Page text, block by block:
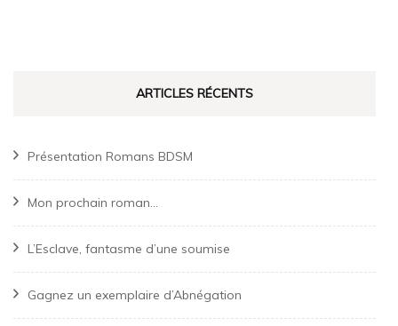
ARTICLES RÉCENTS
Présentation Romans BDSM
Mon prochain roman…
L’Esclave, fantasme d’une soumise
Gagnez un exemplaire d’Abnégation